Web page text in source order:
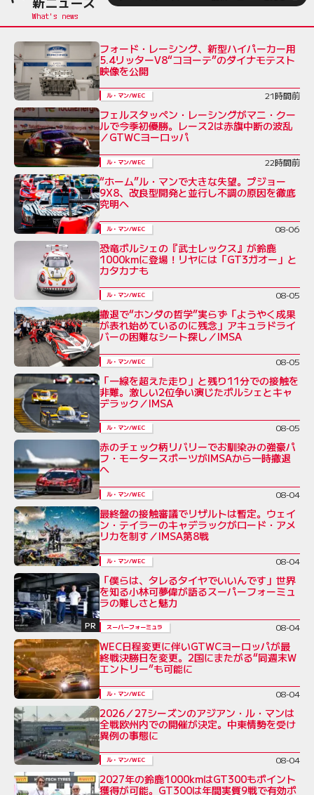
フォード・レーシング、新型ハイパーカー用
5.4リッターV8“コヨーテ”のダイナモテスト
映像を公開
ル・マン/WEC 21時間前
フェルスタッペン・レーシングがマニ・クー
ルで今季初優勝。レース2は赤旗中断の波乱
／GTWCヨーロッパ
ル・マン/WEC 22時間前
“ホーム”ル・マンで大きな失望。プジョー
9X8、改良型開発と並行し不調の原因を徹底
究明へ
ル・マン/WEC 08-06
恐竜ポルシェの『武士レックス』が鈴鹿
1000kmに登場！リヤには「GT3ガオー」と
カタカナも
ル・マン/WEC 08-05
撤退で“ホンダの哲学”実らず「ようやく成果
が表れ始めているのに残念」アキュラドライ
バーの困難なシート探し／IMSA
ル・マン/WEC 08-05
「一線を超えた走り」と残り11分での接触を
非難。激しい2位争い演じたポルシェとキャ
デラック／IMSA
ル・マン/WEC 08-05
赤のチェック柄リバリーでお馴染みの強豪パ
フ・モータースポーツがIMSAから一時撤退
へ
ル・マン/WEC 08-04
最終盤の接触審議でリザルトは暫定。ウェイ
ン・テイラーのキャデラックがロード・アメ
リカを制す／IMSA第8戦
ル・マン/WEC 08-04
PR
「僕らは、タレるタイヤでいいんです」世界
を知る小林可夢偉が語るスーパーフォーミュ
ラの難しさと魅力
スーパーフォーミュラ 08-04
WEC日程変更に伴いGTWCヨーロッパが最
終戦決勝日を変更。2国にまたがる“同週末W
エントリー”も可能に
ル・マン/WEC 08-04
2026／27シーズンのアジアン・ル・マンは
全戦欧州内での開催が決定。中東情勢を受け
異例の事態に
ル・マン/WEC 08-04
2027年の鈴鹿1000kmはGT300もポイント
獲得が可能。GT300は年間実質9戦で有効ポ